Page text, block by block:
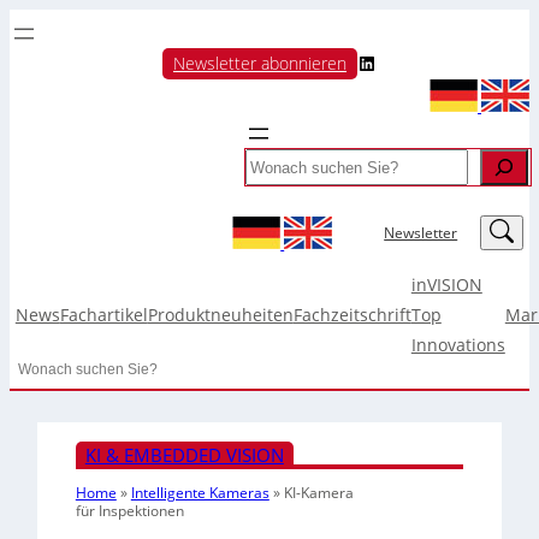
Newsletter abonnieren LinkedIn
Search
Newsletter LinkedIn
NewsFachartikelProduktneuheitenFachzeitschrift
inVISION
Top
Innovations
Search
KI & EMBEDDED VISION
Home » Intelligente Kameras» KI-Kamera
für Inspektionen